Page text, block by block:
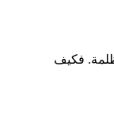
فكيف